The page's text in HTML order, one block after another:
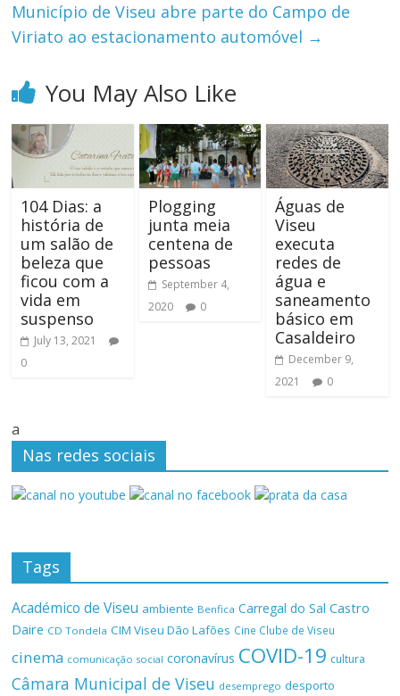
Município de Viseu abre parte do Campo de
Viriato ao estacionamento automóvel →
You May Also Like
104 Dias: a
história de
um salão de
beleza que
ficou com a
vida em
suspenso
July 13, 2021
0
Plogging
junta meia
centena de
pessoas
September 4,
2020
0
Águas de
Viseu
executa
redes de
água e
saneamento
básico em
Casaldeiro
December 9,
2021
0
a
Nas redes sociais
Tags
Académico de Viseu ambiente Benfica Carregal do Sal Castro
Daire CD Tondela CIM Viseu Dão Lafões Cine Clube de Viseu
cinema comunicação social coronavírus COVID-19 cultura
Câmara Municipal de Viseu desemprego desporto